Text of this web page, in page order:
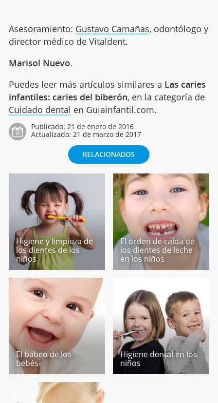
Asesoramiento: Gustavo Camañas, odontólogo y
director médico de Vitaldent.
Marisol Nuevo.
Puedes leer más artículos similares a Las caries
infantiles: caries del biberón, en la categoría de
Cuidado dental en Guiainfantil.com.
Publicado: 21 de enero de 2016
Actualizado: 21 de marzo de 2017
RELACIONADOS
Higiene y limpieza de
los dientes de los
niños
El orden de caída de
los dientes de leche
en los niños
El babeo de los
bebés
Higiene dental en los
niños